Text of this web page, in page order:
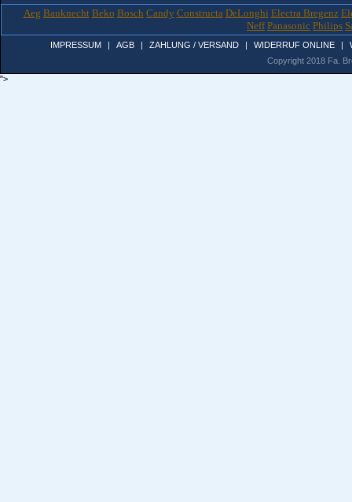
Aeg Bauknecht Beko Bosch Candy Constructa DeLonghi Electra Bregenz
Neff Panasonic Philips
IMPRESSUM | AGB | ZAHLUNG / VERSAND | WIDERRUF ONLINE |
Copyright 2018 Fa.
">